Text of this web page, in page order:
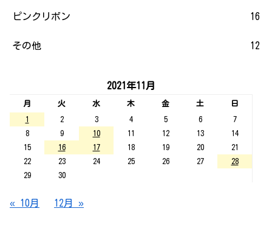
ピンクリボン 16
その他 12
2021年11月
月 火 水 木 金 土
日
1
2 3 4 5 6
7
8
9 10 11 12 13
14
15
16 17 18 19 20
21
22
23 24 25 26 27
28
29
30
« 10月 12月 »